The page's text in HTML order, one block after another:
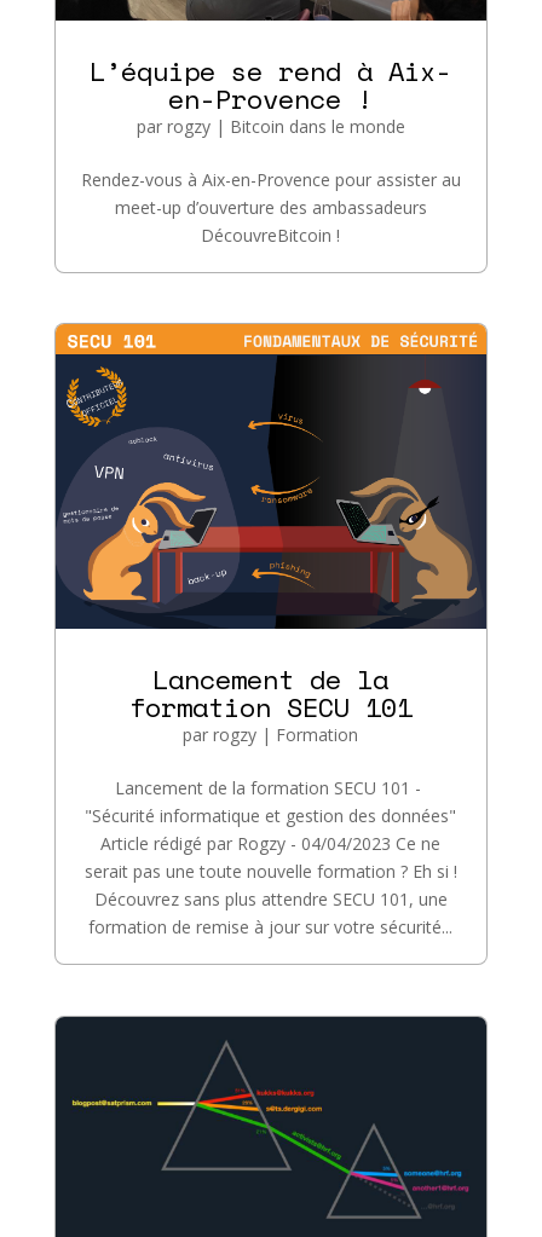
L’équipe se rend à Aix-
en-Provence !
par rogzy| Bitcoin dans le monde
Rendez-vous à Aix-en-Provence pour assister au
meet-up d’ouverture des ambassadeurs
DécouvreBitcoin !
Lancement de la
formation SECU 101
parrogzy | Formation
Lancement de la formation SECU 101 -
"Sécurité informatique et gestion des données"
Article rédigé par Rogzy - 04/04/2023 Ce ne
serait pas une toute nouvelle formation ? Eh si !
Découvrez sans plus attendre SECU 101, une
formation de remise à jour sur votre sécurité...